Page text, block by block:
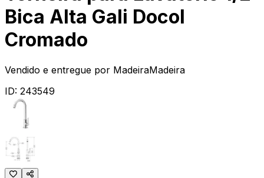
Bica Alta Gali Docol
Cromado
Vendido e entregue por MadeiraMadeira
ID: 243549